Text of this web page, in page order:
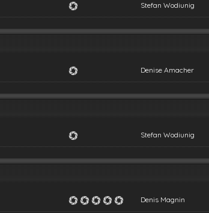
Stefan Wodiunig
Denise Amacher
Stefan Wodiunig
Denis Magnin